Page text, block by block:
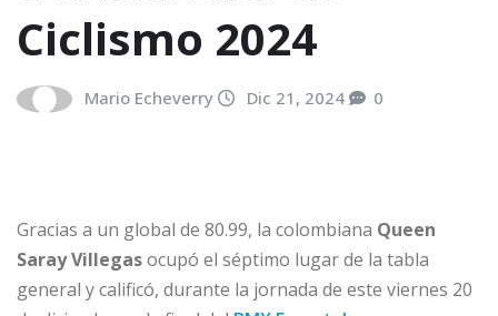
Ciclismo 2024
Mario Echeverry Dic 21, 2024 0
Gracias a un global de 80.99, la colombiana Queen
Saray Villegasocupó el séptimo lugar de la tabla
general y calificó, durante la jornada de este viernes 20